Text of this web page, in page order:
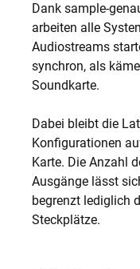
Dank sample-
arbeiten alle
Audiostreams
synchron, als
Soundkarte.
Dabei bleibt die
Konfigurationen
Karte. Die Anzahl
Ausgänge lässt
begrenzt lediglich
Steckplätze.